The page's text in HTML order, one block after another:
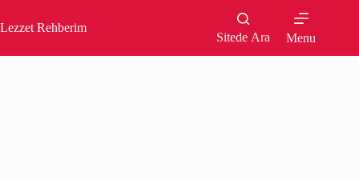
to
content
Lezzet Rehberim
Sitede Ara Menu